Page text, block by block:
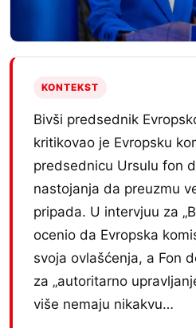
KONTEKST
Bivši predsednik
kritikovao je Evropsku
predsednicu Ursulu fon
nastojanja da preuzmu
pripada. U intervjuu za
ocenio da Evropska
svoja ovlašćenja, a Fon
za „autoritarno
više nemaju nikakvu…